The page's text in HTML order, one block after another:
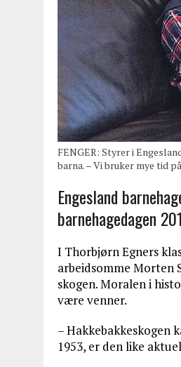
FENGER: Styrer i
barna. – Vi bruker mye tid
Engesland
barnehagedagen
I Thorbjørn Egners
arbeidsomme Morten
skogen. Moralen i
være venner.
– Hakkebakkeskogen
1953, er den like